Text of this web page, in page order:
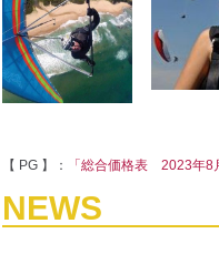
【 PG 】： 「総合価格表 2023年8
NEWS